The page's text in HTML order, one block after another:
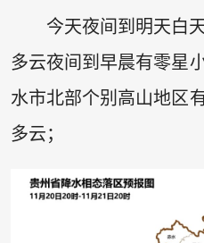
今天夜间到明天白
多云夜间到早晨有零星
水市北部个别高山地区
多云；